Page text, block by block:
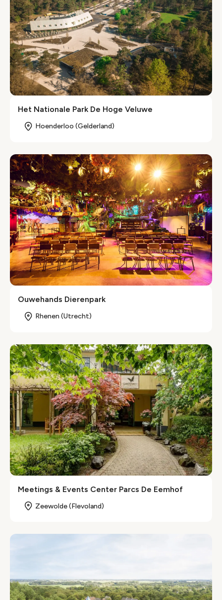
Het Nationale Park De Hoge Veluwe
Hoenderloo (Gelderland)
Ouwehands Dierenpark
Rhenen (Utrecht)
Meetings & Events Center Parcs De Eemhof
Zeewolde (Flevoland)